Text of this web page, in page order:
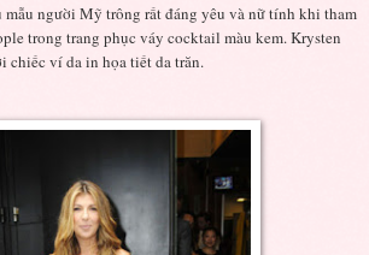
mẫu người Mỹ trông rất đáng yêu và nữ tính khi tham
trong trang phục váy cocktail màu kem. Krysten
chiếc ví da in họa tiết da trăn.